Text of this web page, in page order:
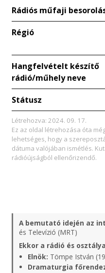
Rádiós műfaji
Régió
Hangfelvételt készítő
rádió/műhely neve
Státusz
Létrehozva: 2024. 09. 17.
Ez az oldal létrehozása óta
lehetséges, hogy a
dátuma valójában ismétlés.
rádióújságból ellenőrizendő.
A bemutató idején az
és Televízió (MRT)
Ekkor a rádió és
Elnök: Tömpe István
Dramaturgia